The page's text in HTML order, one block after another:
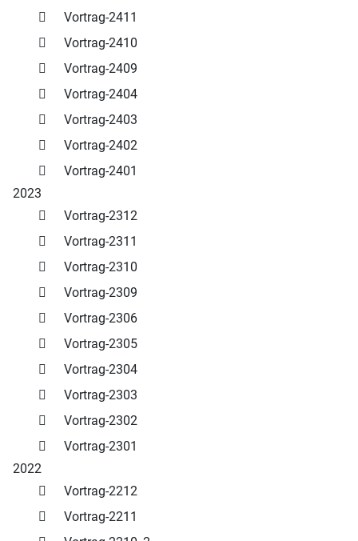
Vortrag-2411
Vortrag-2410
Vortrag-2409
Vortrag-2404
Vortrag-2403
Vortrag-2402
Vortrag-2401
2023
Vortrag-2312
Vortrag-2311
Vortrag-2310
Vortrag-2309
Vortrag-2306
Vortrag-2305
Vortrag-2304
Vortrag-2303
Vortrag-2302
Vortrag-2301
2022
Vortrag-2212
Vortrag-2211